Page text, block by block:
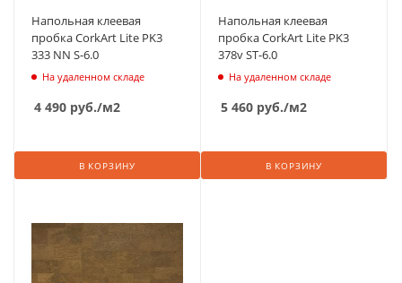
Напольная клеевая
пробка CorkArt Lite PK3
333 NN S-6.0
На удаленном складе
4 490 руб./м2
В КОРЗИНУ
Напольная клеевая
пробка CorkArt Lite PK3
378v ST-6.0
На удаленном складе
5 460 руб./м2
В КОРЗИНУ